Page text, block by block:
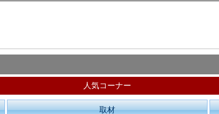
人気コーナー
取材